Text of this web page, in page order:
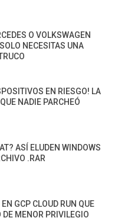
O VOLKSWAGEN
NECESITAS UNA
EN RIESGO! LA
NADIE PARCHEÓ
ASÍ ELUDEN WINDOWS
.RAR
GCP CLOUD RUN QUE
DE MENOR PRIVILEGIO